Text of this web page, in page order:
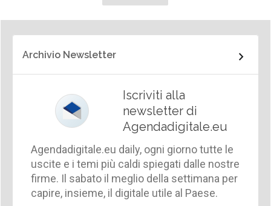
Archivio Newsletter
Iscriviti alla
newsletter di
Agendadigitale.eu
Agendadigitale.eu daily, ogni giorno tutte le
uscite e i temi più caldi spiegati dalle nostre
firme. Il sabato il meglio della settimana per
capire, insieme, il digitale utile al Paese.